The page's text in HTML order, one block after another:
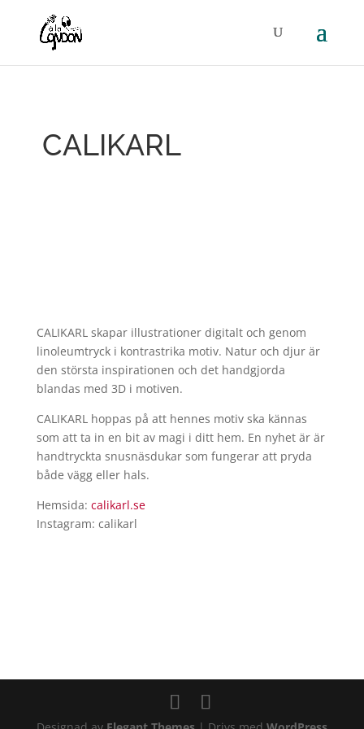
CALIKARL
CALIKARL skapar illustrationer digitalt och genom
linoleumtryck i kontrastrika motiv. Natur och djur är
den största inspirationen och det handgjorda
blandas med 3D i motiven.
CALIKARL hoppas på att hennes motiv ska kännas
som att ta in en bit av magi i ditt hem. En nyhet är är
handtryckta snusnäsdukar som fungerar att pryda
både vägg eller hals.
Hemsida: calikarl.se
Instagram: calikarl